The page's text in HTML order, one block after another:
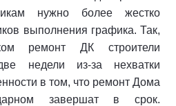
нужно более жестко
выполнения графика. Так,
ремонт ДК строители
недели из-за нехватки
в том, что ремонт Дома
завершат в срок.